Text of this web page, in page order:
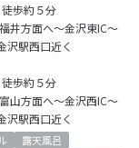
歩約５分
井方面へ～金沢東IC～
沢駅西口近く
歩約５分
山方面へ～金沢西IC～
沢駅西口近く
露天風呂